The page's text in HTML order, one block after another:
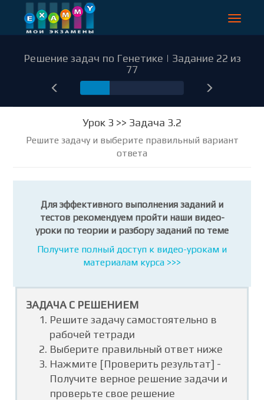
Toggle
Решение задач по Генетике | Задание 22 из
77
Урок 3 >> Задача 3.2
Решите задачу и выберите правильный вариант
ответа
Для эффективного выполнения заданий и
тестов рекомендуем пройти наши видео-
уроки по теории и разбору заданий по теме
Получите полный доступ к видео-урокам и
материалам курса >>>
ЗАДАЧА С РЕШЕНИЕМ
Решите задачу самостоятельно в
рабочей тетради
Выберите правильный ответ ниже
Нажмите [Проверить результат] -
Получите верное решение задачи и
проверьте свое решение